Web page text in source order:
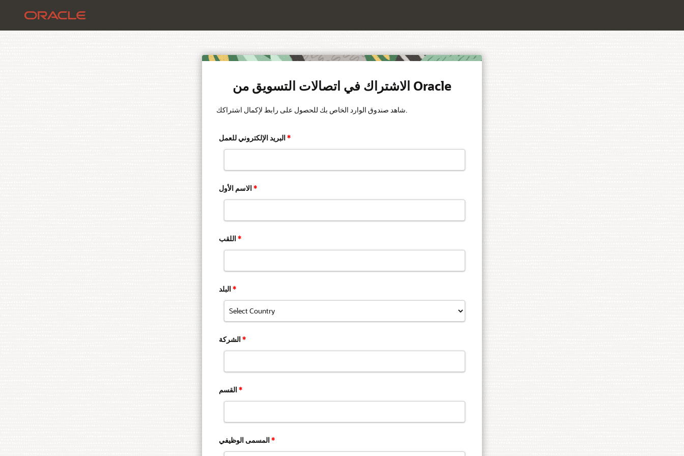
الاشتراك في اتصالات التسويق من Oracle
شاهد صندوق الوارد الخاص بك للحصول على رابط لإكمال اشتراكك.
البريد الإلكتروني للعمل*
الاسم الأول*
اللقب*
البلد*
الشركة*
القسم*
المسمى الوظيفي*